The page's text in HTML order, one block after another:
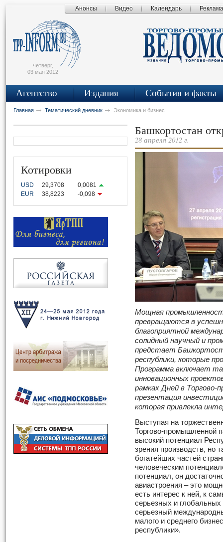
Анонсы Видео Календарь Реклама
четверг,
03 мая 2012
Агентство Издания События и факты
Главная Тематический дневник Экономика и бизнес
Котировки
USD 29,3708
0,0081
EUR
38,8223 -0,098
Башкортостан
28 апреля 2012 г.
Мощная
превращаются в
благоприятной
солидный научный и
предстает
республики, которые
Программа включает
инновационных
рамках Дней в
презентация
которая привлекла
Выступая на
Торгово-промышленной
высокий потенциал
зрения производств, но
богатейших частей
человеческим
потенциал, он
авиастроения – это
есть интерес к ней, к
серьезных и глобальных
серьезный
малого и среднего
республики».